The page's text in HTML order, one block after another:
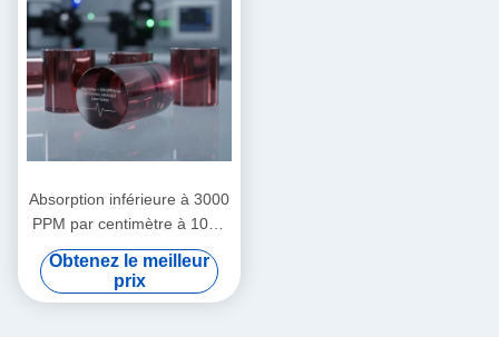
précision
Absorption inférieure à 3000
PPM par centimètre à 1064
nanomètres Cristaux
magnéto-optiques à dureté
Mohs 8 point 0 idéaux pour
Obtenez le meilleur
prix